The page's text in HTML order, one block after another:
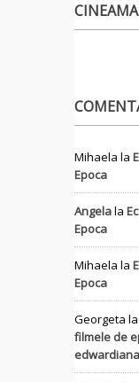
Mihaela la
Epoca
Angelala
Epoca
Mihaela la
Epoca
Georgeta la
filmele de
edwardiana